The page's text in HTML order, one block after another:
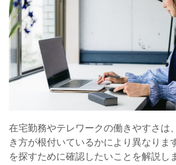
在宅勤務やテレワークの働きやすさは
き方が根付いているかにより異なりま
を探すために確認したいことを解説し